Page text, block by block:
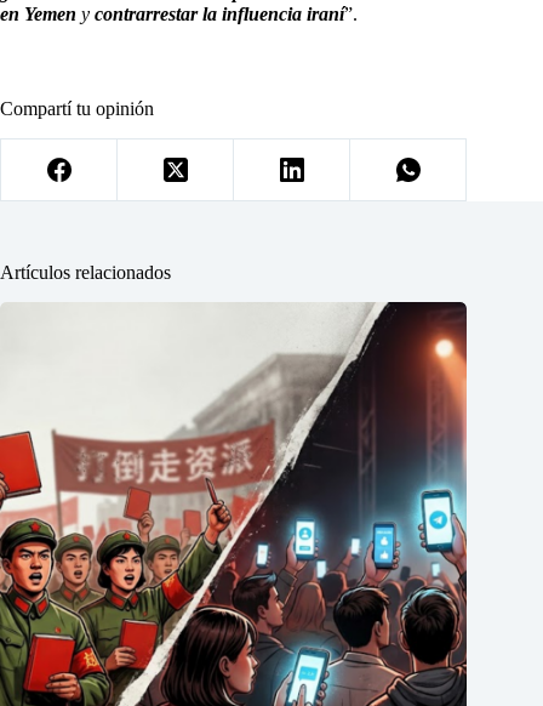
en Yemen y contrarrestar la influencia iraní”.
Compartí tu opinión
Artículos relacionados